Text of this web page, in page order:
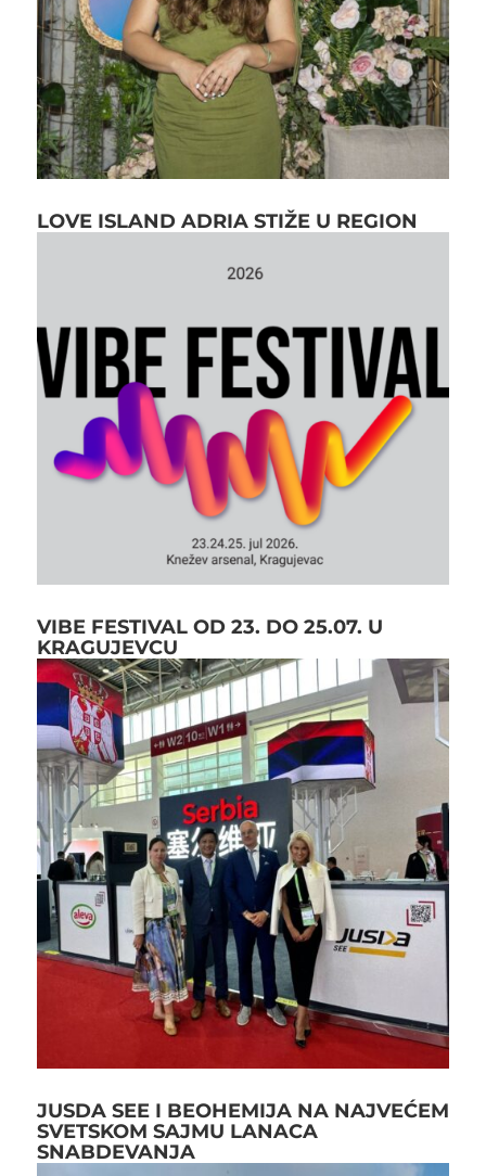
LOVE ISLAND ADRIA STIŽE U REGION
VIBE FESTIVAL OD 23. DO 25.07. U
KRAGUJEVCU
JUSDA SEE I BEOHEMIJA NA NAJVEĆEM
SVETSKOM SAJMU LANACA
SNABDEVANJA